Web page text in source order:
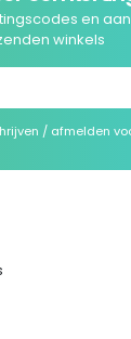
en
winkels
/ afmelden